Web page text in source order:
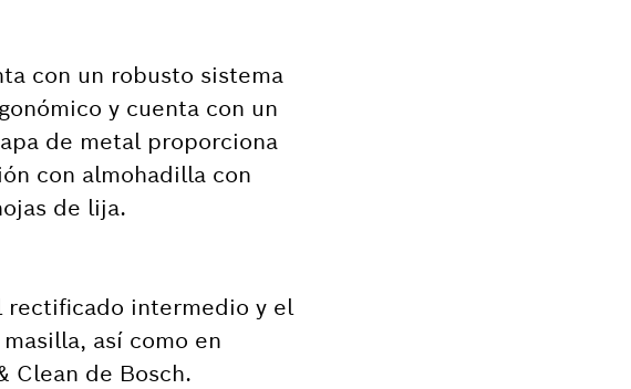
con un robusto sistema
y cuenta con un
de metal proporciona
con almohadilla con
de lija.
rectificado intermedio y el
así como en
Clean de Bosch.